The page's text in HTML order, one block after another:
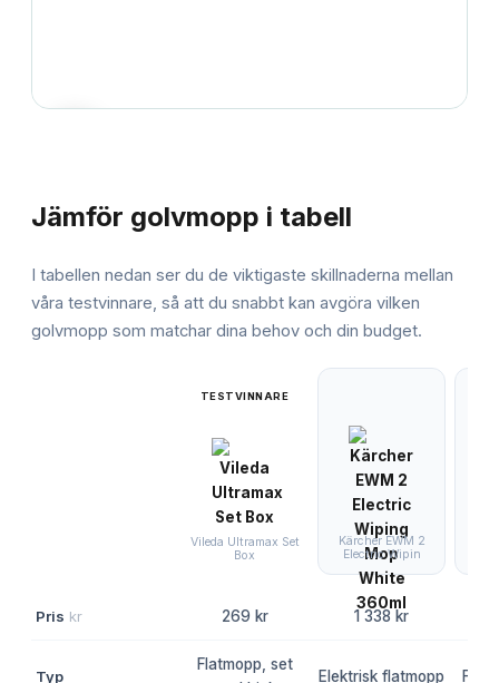
Jämför golvmopp i tabell
I tabellen nedan ser du de viktigaste skillnaderna mellan
våra testvinnare, så att du snabbt kan avgöra vilken
golvmopp som matchar dina behov och din budget.
TESTVINNARE
Vileda Ultramax Set
Box
Kärcher EWM 2
Electric Wipin
Pris kr 269 kr 1 338 kr
Typ
Flatmopp, set
Elektrisk flatmopp